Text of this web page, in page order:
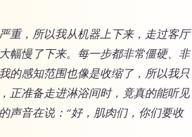
重，所以我从机器上下来，走过客厅
幅慢了下来。每一步都非常僵硬、非
的感知范围也像是收缩了，所以我只
正准备走进淋浴间时，竟真的能听见
声音在说：“好，肌肉们，你们要收